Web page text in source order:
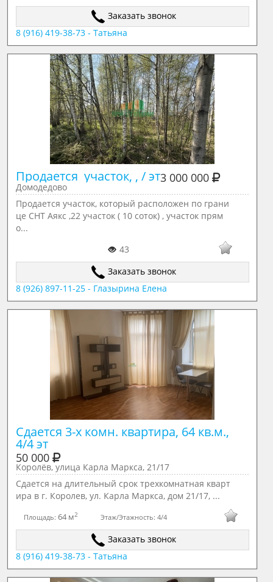
Заказать звонок
8 (916) 419-38-73 - Татьяна
Продается  участок, , / эт3 000 000
Домодедово
Продается участок, который расположен по грани
це СНТ Аякс ,22 участок ( 10 соток) , участок прям
о...
43
Заказать звонок
8 (926) 897-11-25 - Глазырина Елена
Сдается 3-х комн. квартира, 64 кв.м.,
4/4 эт
50 000
Королёв, улица Карла Маркса, 21/17
Сдается на длительный срок трехкомнатная кварт
ира в г. Королев, ул. Карла Маркса, дом 21/17, ...
Площадь:64 м2 Этаж/Этажность:4/4
Заказать звонок
8 (916) 419-38-73 - Татьяна